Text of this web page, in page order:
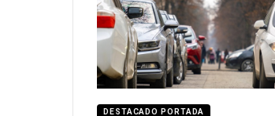
DESTACADO PORTADA